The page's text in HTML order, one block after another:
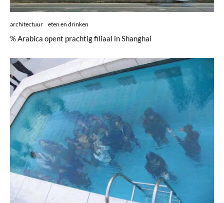
architectuur eten en drinken
% Arabica opent prachtig filiaal in Shanghai